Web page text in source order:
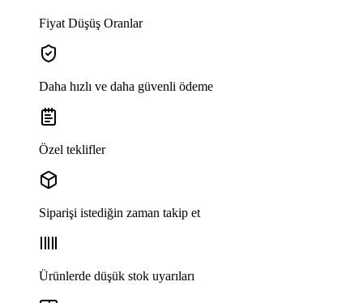
Fiyat Düşüş Oranlar
Daha hızlı ve daha güvenli ödeme
Özel teklifler
Siparişi istediğin zaman takip et
Ürünlerde düşük stok uyarıları